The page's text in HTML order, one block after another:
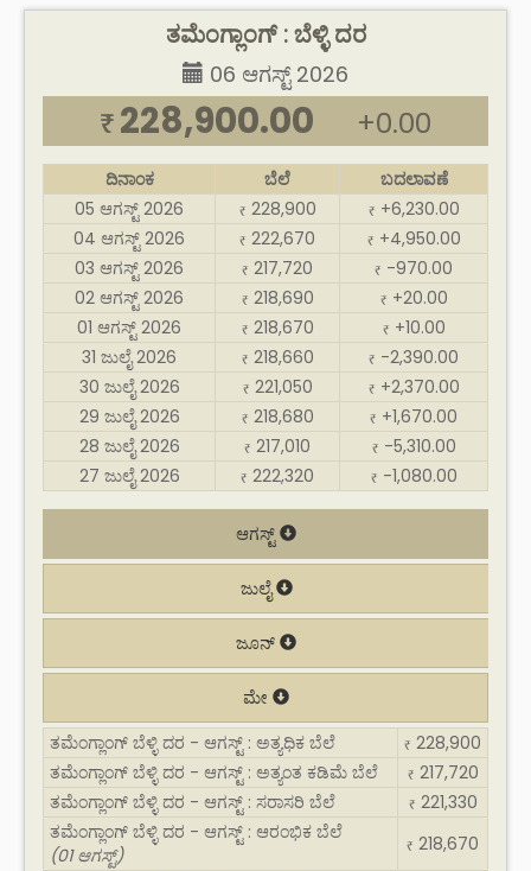
ತಮೆಂಗ್ಲಾಂಗ್ : ಬೆಳ್ಳಿ ದರ
06 ಆಗಸ್ಟ್ 2026
₹ 228,900.00 +0.00
ದಿನಾಂಕ ಬೆಲೆ
ಬದಲಾವಣೆ
05 ಆಗಸ್ಟ್ 2026
₹ 228,900 ₹ +6,230.00
04 ಆಗಸ್ಟ್ 2026
₹ 222,670 ₹ +4,950.00
03 ಆಗಸ್ಟ್ 2026
₹ 217,720 ₹ -970.00
02 ಆಗಸ್ಟ್ 2026
₹ 218,690 ₹ +20.00
01 ಆಗಸ್ಟ್ 2026
₹ 218,670 ₹ +10.00
31 ಜುಲೈ 2026
₹ 218,660 ₹ -2,390.00
30 ಜುಲೈ 2026
₹ 221,050 ₹ +2,370.00
29 ಜುಲೈ 2026
₹ 218,680 ₹ +1,670.00
28 ಜುಲೈ 2026
₹ 217,010 ₹ -5,310.00
27 ಜುಲೈ 2026
₹ 222,320 ₹ -1,080.00
ಆಗಸ್ಟ್
ಜುಲೈ
ಜೂನ್
ಮೇ
ತಮೆಂಗ್ಲಾಂಗ್ ಬೆಳ್ಳಿ ದರ - ಆಗಸ್ಟ್ : ಅತ್ಯಧಿಕ ಬೆಲೆ
₹ 228,900
ತಮೆಂಗ್ಲಾಂಗ್ ಬೆಳ್ಳಿ ದರ - ಆಗಸ್ಟ್ : ಅತ್ಯಂತ ಕಡಿಮೆ ಬೆಲೆ
₹ 217,720
ತಮೆಂಗ್ಲಾಂಗ್ ಬೆಳ್ಳಿ ದರ - ಆಗಸ್ಟ್ : ಸರಾಸರಿ ಬೆಲೆ
₹ 221,330
ತಮೆಂಗ್ಲಾಂಗ್ ಬೆಳ್ಳಿ ದರ - ಆಗಸ್ಟ್ : ಆರಂಭಿಕ ಬೆಲೆ
(01 ಆಗಸ್ಟ್)
₹ 218,670